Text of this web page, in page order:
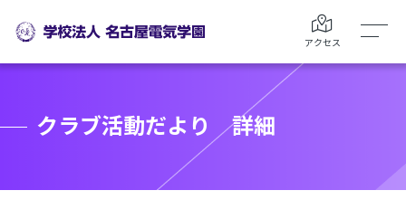
アクセス
クラブ活動だより 詳細